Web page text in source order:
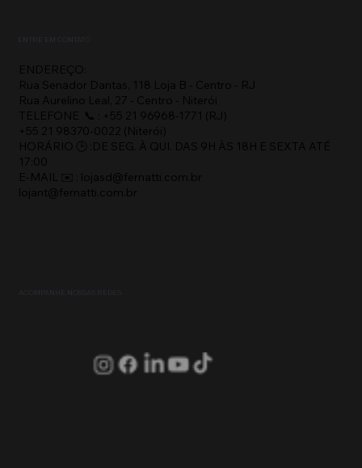
ENTRE EM CONTATO
ENDEREÇO:
Rua Senador Dantas, 118 Loja B - Centro - RJ
Rua Aurelino Leal, 27 - Centro - Niterói
TELEFONE 📞 : +55 21 96968-1771 (RJ)
+55 21 98370-0022 (Niterói)
HORÁRIO 🕒 :DE SEG. À QUI. DAS 9H ÀS 18H E SEXTA ATÉ
17:00
E-MAIL ✉️ : lojasd@fernatti.com.br
lojant@fernatti.com.br
ACOMPANHE NOSSAS REDES